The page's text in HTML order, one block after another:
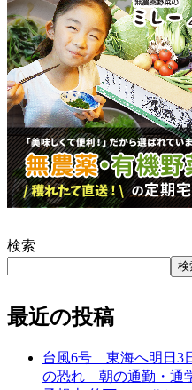
検索
検
最近の投稿
台風6号 東海へ明日3
の恐れ 朝の通勤・通